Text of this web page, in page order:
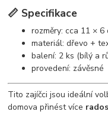
📏 Specifikace
rozměry: cca 11 × 6
materiál: dřevo +
balení: 2 ks (bílý a
provedení: závěsné
Tito zajíčci jsou ideální
domova přinést více